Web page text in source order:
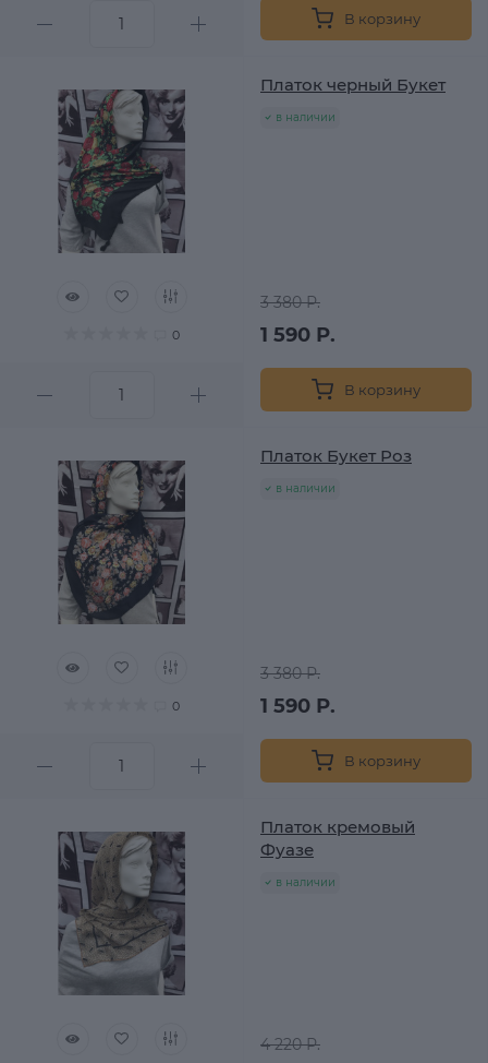
В корзину
0
Платок черный Букет
в наличии
3 380 Р.
1 590 Р.
В корзину
0
Платок Букет Роз
в наличии
3 380 Р.
1 590 Р.
В корзину
Платок кремовый
Фуазе
в наличии
4 220 Р.